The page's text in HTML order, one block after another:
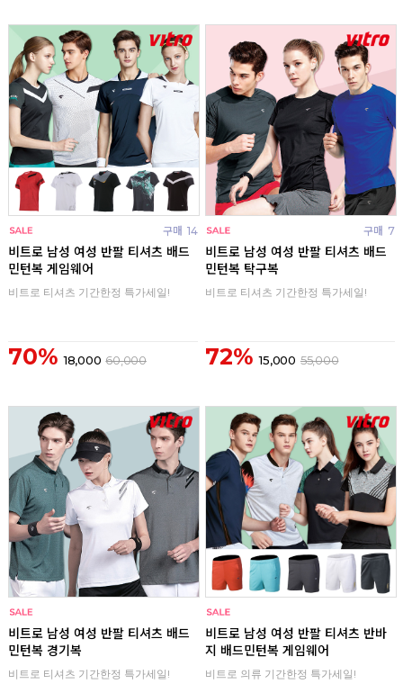
구매 14
비트로 남성 여성 반팔 티셔츠 배드
민턴복 게임웨어
비트로 티셔츠 기간한정 특가세일!
70% 18,000 60,000
구매 7
비트로 남성 여성 반팔 티셔츠 배드
민턴복 탁구복
비트로 티셔츠 기간한정 특가세일!
72% 15,000 55,000
비트로 남성 여성 반팔 티셔츠 배드
민턴복 경기복
비트로 티셔츠 기간한정 특가세일!
비트로 남성 여성 반팔 티셔츠 반바
지 배드민턴복 게임웨어
비트로 의류 기간한정 특가세일!